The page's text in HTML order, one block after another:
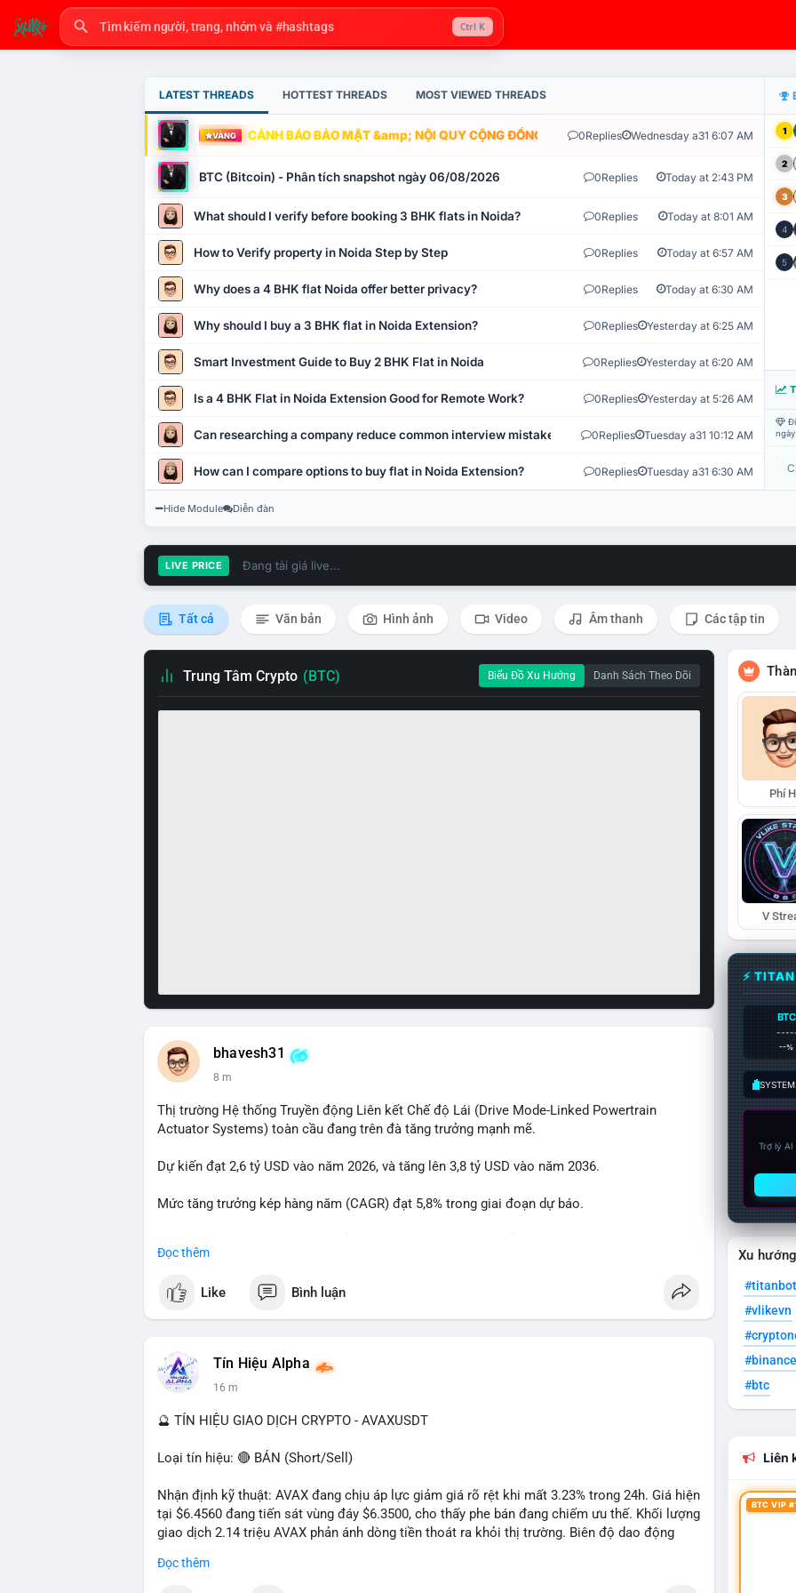
Ctrl K
LATEST THREADS HOTTEST THREADS MOST VIEWED THREADS
VÀNG CẢNH BÁO BẢO MẬT &amp; NỘI QUY CỘNG ĐỒNG VLIKE.VN: HỆ THỐNG GIÁM SÁT TỰ
0Replies Wednesday a31 6:07 AM
BTC (Bitcoin) - Phân tích snapshot ngày 06/08/2026 0Replies Today at 2:43 PM
What should I verify before booking 3 BHK flats in Noida? 0Replies Today at 8:01 AM
How to Verify property in Noida Step by Step 0Replies Today at 6:57 AM
Why does a 4 BHK flat Noida offer better privacy? 0Replies Today at 6:30 AM
Why should I buy a 3 BHK flat in Noida Extension? 0Replies Yesterday at 6:25 AM
Smart Investment Guide to Buy 2 BHK Flat in Noida 0Replies Yesterday at 6:20 AM
Is a 4 BHK Flat in Noida Extension Good for Remote Work? 0Replies Yesterday at 5:26 AM
Can researching a company reduce common interview mistakes? 0Replies Tuesday a31 10:12 AM
How can I compare options to buy flat in Noida Extension? 0Replies Tuesday a31 6:30 AM
1
2
3
4
5
Hide Module Diễn đàn
LIVE PRICE Đang tải giá live...
Tất cả Văn bản Hình ảnh Video Âm thanh Các tập tin
Trung Tâm Crypto (BTC) Biểu Đồ Xu Hướng Danh Sách Theo Dõi
bhavesh31
8 m
Thị trường Hệ thống Truyền động Liên kết Chế độ Lái (Drive Mode-Linked Powertrain
Actuator Systems) toàn cầu đang trên đà tăng trưởng mạnh mẽ.
Dự kiến đạt 2,6 tỷ USD vào năm 2026, và tăng lên 3,8 tỷ USD vào năm 2036.
Mức tăng trưởng kép hàng năm (CAGR) đạt 5,8% trong giai đoạn dự báo.
Đọc thêm
Like Bình luận
Tín Hiệu Alpha
16 m
🔮 TÍN HIỆU GIAO DỊCH CRYPTO - AVAXUSDT
Loại tín hiệu: 🔴 BÁN (Short/Sell)
Nhận định kỹ thuật: AVAX đang chịu áp lực giảm giá rõ rệt khi mất 3.23% trong 24h. Giá hiện
tại $6.4560 đang tiến sát vùng đáy $6.3500, cho thấy phe bán đang chiếm ưu thế. Khối lượng
giao dịch 2.14 triệu AVAX phản ánh dòng tiền thoát ra khỏi thị trường. Biên độ dao động
Đọc thêm
Phí
V
⚡
BTC
--%
Trợ lý
Xu
#titanbot
#vlikevn
#btc
Liên
BTC VIP